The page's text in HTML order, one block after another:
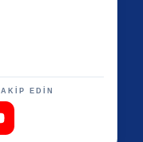
EDİN